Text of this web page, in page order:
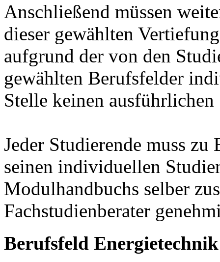
Anschließend müssen
dieser gewählten
aufgrund der von den
gewählten Berufsfelder
Stelle keinen
Jeder Studierende muss
seinen individuellen
Modulhandbuchs selber
Fachstudienberater
Berufsfeld Energietechnik